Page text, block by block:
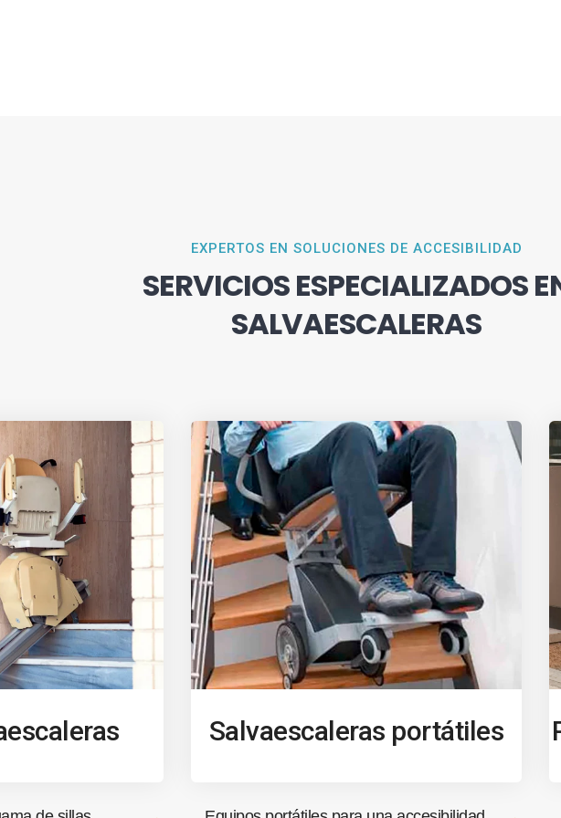
EXPERTOS EN SOLUCIONES DE ACCESIBILIDAD
SERVICIOS ESPECIALIZADOS
SALVAESCALERAS
Salvaescaleras portátiles